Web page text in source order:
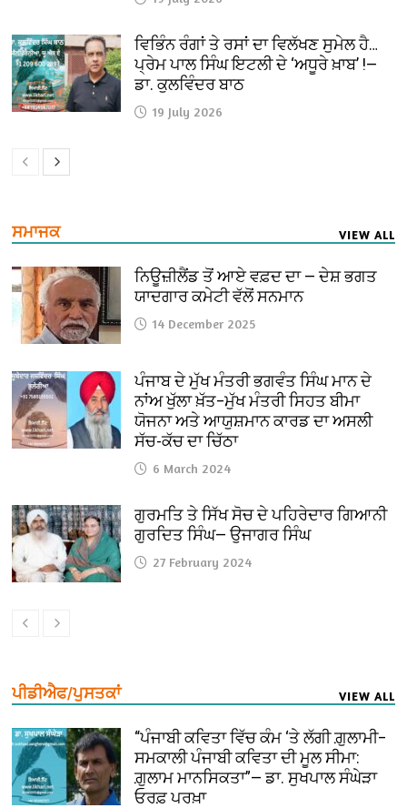
ਵਿਭਿੰਨ ਰੰਗਾਂ ਤੇ ਰਸਾਂ ਦਾ ਵਿਲੱਖਣ ਸੁਮੇਲ ਹੈ…
ਪ੍ਰੇਮ ਪਾਲ ਸਿੰਘ ਇਟਲੀ ਦੇ ‘ਅਧੂਰੇ ਖ਼ਾਬ’ !—
ਡਾ. ਕੁਲਵਿੰਦਰ ਬਾਠ
19 July 2026
ਸਮਾਜਕ VIEW ALL
ਨਿਊਜ਼ੀਲੈਂਡ ਤੋਂ ਆਏ ਵਫ਼ਦ ਦਾ — ਦੇਸ਼ ਭਗਤ
ਯਾਦਗਾਰ ਕਮੇਟੀ ਵੱਲੋਂ ਸਨਮਾਨ
14 December 2025
ਪੰਜਾਬ ਦੇ ਮੁੱਖ ਮੰਤਰੀ ਭਗਵੰਤ ਸਿੰਘ ਮਾਨ ਦੇ
ਨਾਂਅ ਖੁੱਲਾ ਖ਼ੱਤ–ਮੁੱਖ ਮੰਤਰੀ ਸਿਹਤ ਬੀਮਾ
ਯੋਜਨਾ ਅਤੇ ਆਯੁਸ਼ਮਾਨ ਕਾਰਡ ਦਾ ਅਸਲੀ
ਸੱਚ-ਕੱਚ ਦਾ ਚਿੱਠਾ
6 March 2024
ਗੁਰਮਤਿ ਤੇ ਸਿੱਖ ਸੋਚ ਦੇ ਪਹਿਰੇਦਾਰ ਗਿਆਨੀ
ਗੁਰਦਿਤ ਸਿੰਘ— ਉਜਾਗਰ ਸਿੰਘ
27 February 2024
ਪੀਡੀਐਫ/ਪੁਸਤਕਾਂ VIEW ALL
“ਪੰਜਾਬੀ ਕਵਿਤਾ ਵਿੱਚ ਕੰਮ ‘ਤੇ ਲੱਗੀ ਗ਼ੁਲਾਮੀ–
ਸਮਕਾਲੀ ਪੰਜਾਬੀ ਕਵਿਤਾ ਦੀ ਮੂਲ ਸੀਮਾ:
ਗ਼ੁਲਾਮ ਮਾਨਸਿਕਤਾ”— ਡਾ. ਸੁਖਪਾਲ ਸੰਘੇੜਾ
ਓਰਫ਼ ਪਰਖ਼ਾ